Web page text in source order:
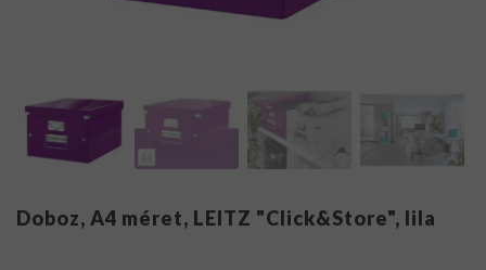
Doboz, A4 méret, LEITZ "Click&Store", lila